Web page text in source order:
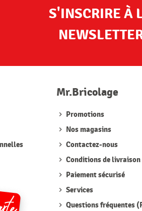
S'INSCRIRE À
Mr.Bricolage
Promotions
Nos magasins
Contactez-nous
Conditions de livraison
Paiement sécurisé
Services
Questions fréquentes